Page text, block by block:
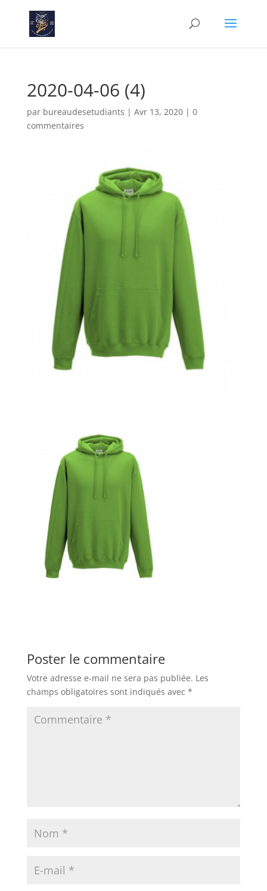
2020-04-06 (4)
par bureaudesetudiants | Avr 13, 2020| 0
commentaires
Poster le commentaire
Votre adresse e-mail ne sera pas publiée. Les
champs obligatoires sont indiqués avec *